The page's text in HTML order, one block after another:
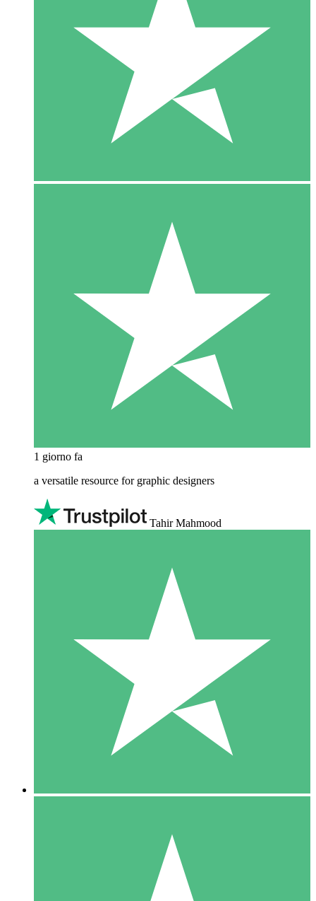
1 giorno fa
a versatile resource for graphic designers
Tahir Mahmood